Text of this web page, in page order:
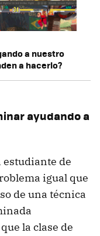
a nuestro
a hacerlo?
ayudando a
estudiante de
igual que
de una técnica
la clase de